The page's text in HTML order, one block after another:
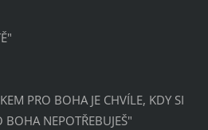
PRO BOHA JE CHVÍLE, KDY SI
NEPOTŘEBUJEŠ"